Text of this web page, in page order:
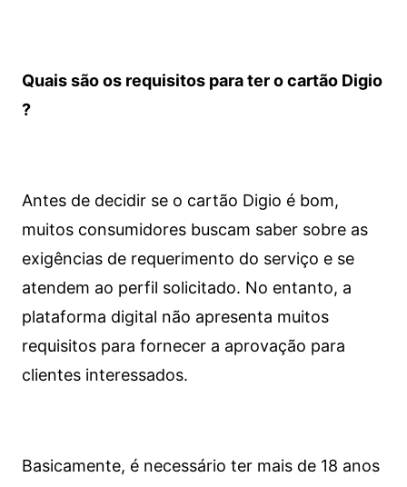
Quais são os requisitos para ter o cartão Digio
?
Antes de decidir se o cartão Digio é bom,
muitos consumidores buscam saber sobre as
exigências de requerimento do serviço e se
atendem ao perfil solicitado. No entanto, a
plataforma digital não apresenta muitos
requisitos para fornecer a aprovação para
clientes interessados.
Basicamente, é necessário ter mais de 18 anos